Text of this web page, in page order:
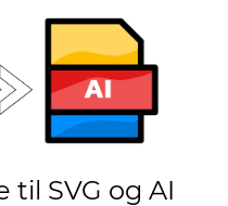
til SVG og AI